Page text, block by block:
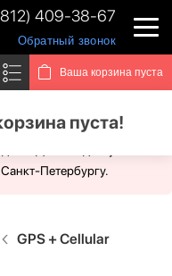
409-38-67
Обратный звонок
Ваша корзина пуста
пуста!
Для Вас доступен
Петербургу.
GPS + Cellular